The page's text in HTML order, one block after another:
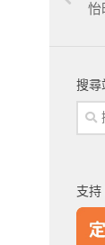
怡
搜尋
搜
尋
字:
支持